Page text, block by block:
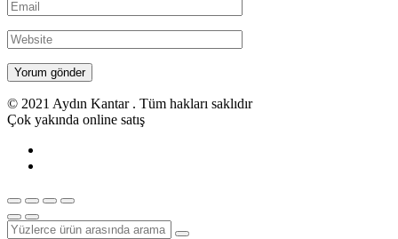
© 2021 Aydın Kantar . Tüm hakları saklıdır
Çok yakında online satış